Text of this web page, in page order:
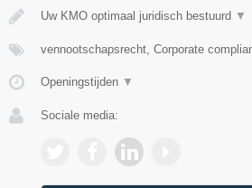
Uw KMO optimaal juridisch bestuurd ▼
vennootschapsrecht, Corporate
Openingstijden ▼
Sociale media: